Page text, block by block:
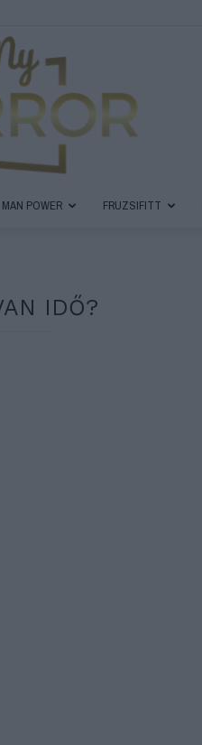
MAN POWER FRUZSIFITT
IDŐ?